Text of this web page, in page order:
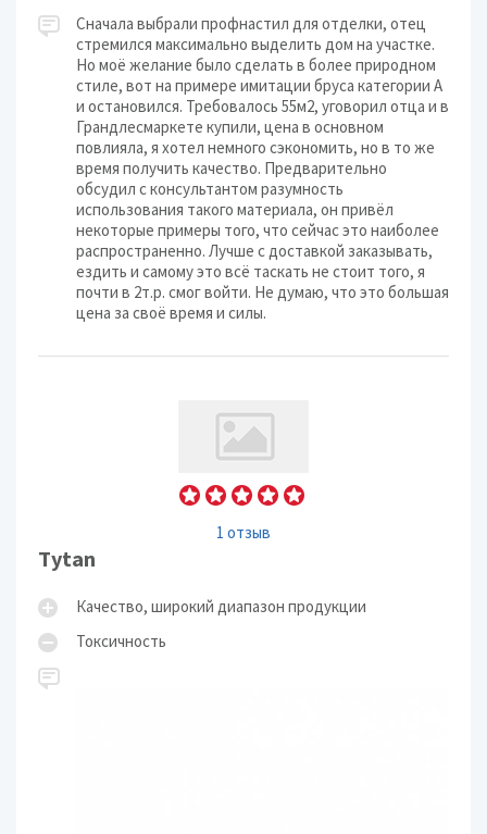
Сначала выбрали профнастил для отделки, отец
стремился максимально выделить дом на участке.
Но моё желание было сделать в более природном
стиле, вот на примере имитации бруса категории А
и остановился. Требовалось 55м2, уговорил отца и в
Грандлесмаркете купили, цена в основном
повлияла, я хотел немного сэкономить, но в то же
время получить качество. Предварительно
обсудил с консультантом разумность
использования такого материала, он привёл
некоторые примеры того, что сейчас это наиболее
распространенно. Лучше с доставкой заказывать,
ездить и самому это всё таскать не стоит того, я
почти в 2т.р. смог войти. Не думаю, что это большая
цена за своё время и силы.
1 отзыв
Tytan
Качество, широкий диапазон продукции
Токсичность